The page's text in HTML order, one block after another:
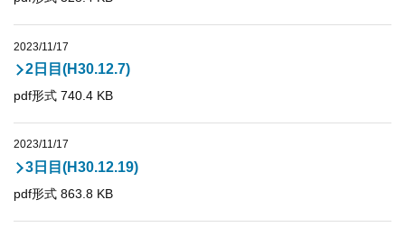
2日目(H30.12.7)
pdf形式 740.4 KB
2023/11/17
3日目(H30.12.19)
pdf形式 863.8 KB
2023/11/17